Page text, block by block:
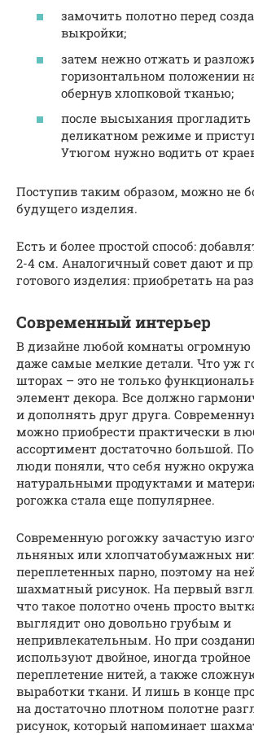
замочить полотно перед
выкройки;
затем нежно отжать и
горизонтальном положении
обернув хлопковой тканью;
после высыхания прогладить
деликатном режиме и
Утюгом нужно водить от
Поступив таким образом, можно не
будущего изделия.
Есть и более простой способ:
2-4 см. Аналогичный совет дают и
готового изделия: приобретать на
Современный интерьер
В дизайне любой комнаты огромную
даже самые мелкие детали. Что уж
шторах – это не только
элемент декора. Все должно
и дополнять друг друга.
можно приобрести практически в
ассортимент достаточно большой.
люди поняли, что себя нужно
натуральными продуктами и
рогожка стала еще популярнее.
Современную рогожку зачастую
льняных или хлопчатобумажных
переплетенных парно, поэтому на
шахматный рисунок. На первый
что такое полотно очень просто
выглядит оно довольно грубым и
непривлекательным. Но при
используют двойное, иногда тройное
переплетение нитей, а также
выработки ткани. И лишь в конце
на достаточно плотном полотне
рисунок, который напоминает